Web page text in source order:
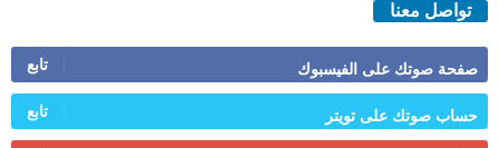
تواصل معنا
صفحة صوتك على الفيسبوك تابع
حساب صوتك على تويتر تابع